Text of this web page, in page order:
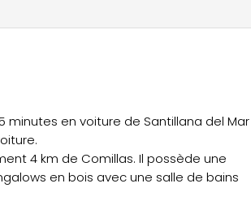
minutes en voiture de Santillana del
4 km de Comillas. Il possède une
en bois avec une salle de bains